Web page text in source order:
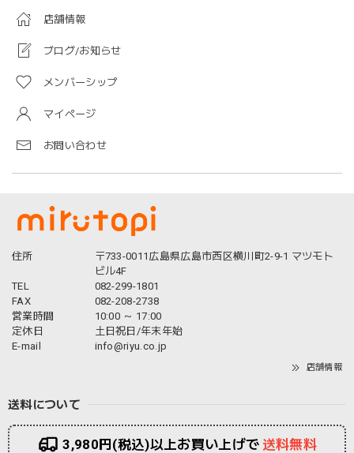
店舗情報
ブログ/お知らせ
メンバーシップ
マイページ
お問い合わせ
住所
〒733-0011広島県広島市西区横川町2-9-1 マツモト
ビル4F
TEL
082-299-1801
FAX
082-208-2738
営業時間
10:00 ～ 17:00
定休日
土日祝日/年末年始
E-mail
info@riyu.co.jp
店舗情報
送料について
3,980円(税込)以上お買い上げで 送料無料